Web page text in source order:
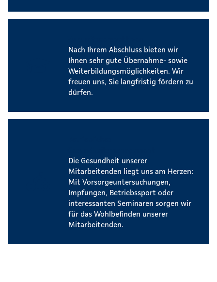
Nach Ihrem Abschluss bieten wir
Ihnen sehr gute Übernahme- sowie
Weiterbildungsmöglichkeiten. Wir
freuen uns, Sie langfristig fördern zu
dürfen.
Die Gesundheit unserer
Mitarbeitenden liegt uns am Herzen:
Mit Vorsorgeuntersuchungen,
Impfungen, Betriebssport oder
interessanten Seminaren sorgen wir
für das Wohlbefinden unserer
Mitarbeitenden.